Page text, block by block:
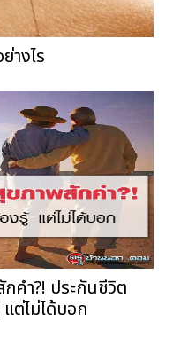
างไร
คำ?! ประกันชีวิต
ต่ไม่ได้บอก